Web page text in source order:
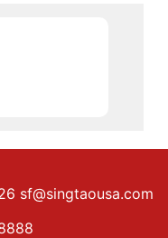
sf@singtaousa.com